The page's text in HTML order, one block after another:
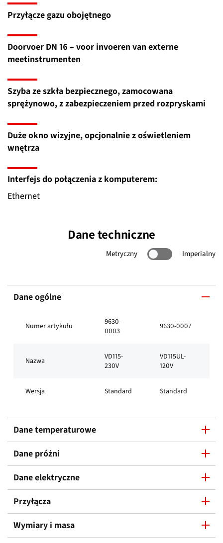
Przyłącze gazu obojętnego
Doorvoer DN 16 – voor invoeren van externe
meetinstrumenten
Szyba ze szkła bezpiecznego, zamocowana
sprężynowo, z zabezpieczeniem przed rozpryskami
Duże okno wizyjne, opcjonalnie z oświetleniem
wnętrza
Interfejs do połączenia z komputerem:
Ethernet
Dane techniczne
Metryczny Imperialny
Dane ogólne
Numer artykułu
9630-
0003
9630-0007
Nazwa
VD115-
230V
VD115UL-
120V
Wersja Standard Standard
Dane temperaturowe
Dane próżni
Dane elektryczne
Przyłącza
Wymiary i masa